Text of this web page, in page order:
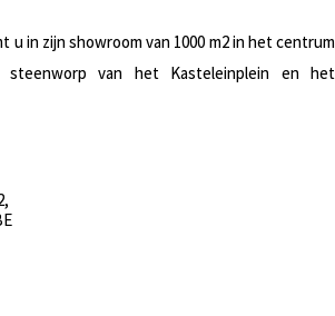
u in zijn showroom van 1000 m2 in het centrum
van het Kasteleinplein en het